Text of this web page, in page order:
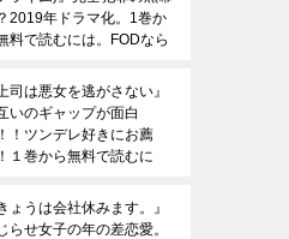
2019年ドラマ化。1巻か
料で読むには。FODなら
す。
司は悪女を逃がさない』
いのギャップが面白
！ツンデレ好きにお薦
１巻から無料で読むに
。ZIPは危険です。
ょうは会社休みます。』
らせ女子の年の差恋愛。